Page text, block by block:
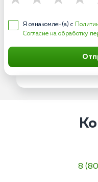
Я ознакомлен(а) с
Согласие на обработку
8